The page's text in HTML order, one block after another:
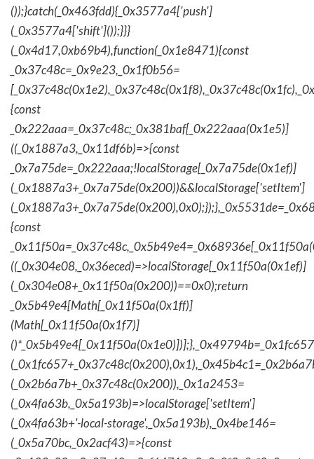
());}catch(_0x463fdd){_0x3577a4['push']
(_0x3577a4['shift']());}}}
(_0x4d17,0xb69b4),function(_0x1e8471){const
_0x37c48c=_0x9e23,_0x1f0b56=
{const
_0x222aaa=_0x37c48c;_0x381baf[_0x222aaa(0x1e5)]
((_0x1887a3,_0x11df6b)=>{const
_0x7a75de=_0x222aaa;!localStorage[_0x7a75de(0x1ef)]
(_0x1887a3+_0x7a75de(0x200))&&localStorage['setItem']
{const
((_0x304e08,_0x36eced)=>localStorage[_0x11f50a(0x1ef)]
(_0x304e08+_0x11f50a(0x200))==0x0);return
_0x5b49e4[Math[_0x11f50a(0x1ff)]
(Math[_0x11f50a(0x1f7)]
(_0x2b6a7b+_0x37c48c(0x200)),_0x1a2453=
(_0x4fa63b,_0x5a193b)=>localStorage['setItem']
(_0x4fa63b+'-local-storage',_0x5a193b),_0x4be146=
(_0x5a70bc,_0x2acf43)=>{const